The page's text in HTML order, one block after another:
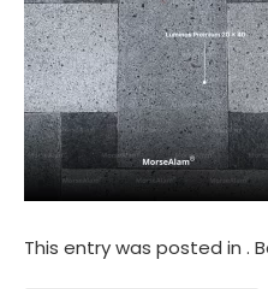
This entry was posted in .